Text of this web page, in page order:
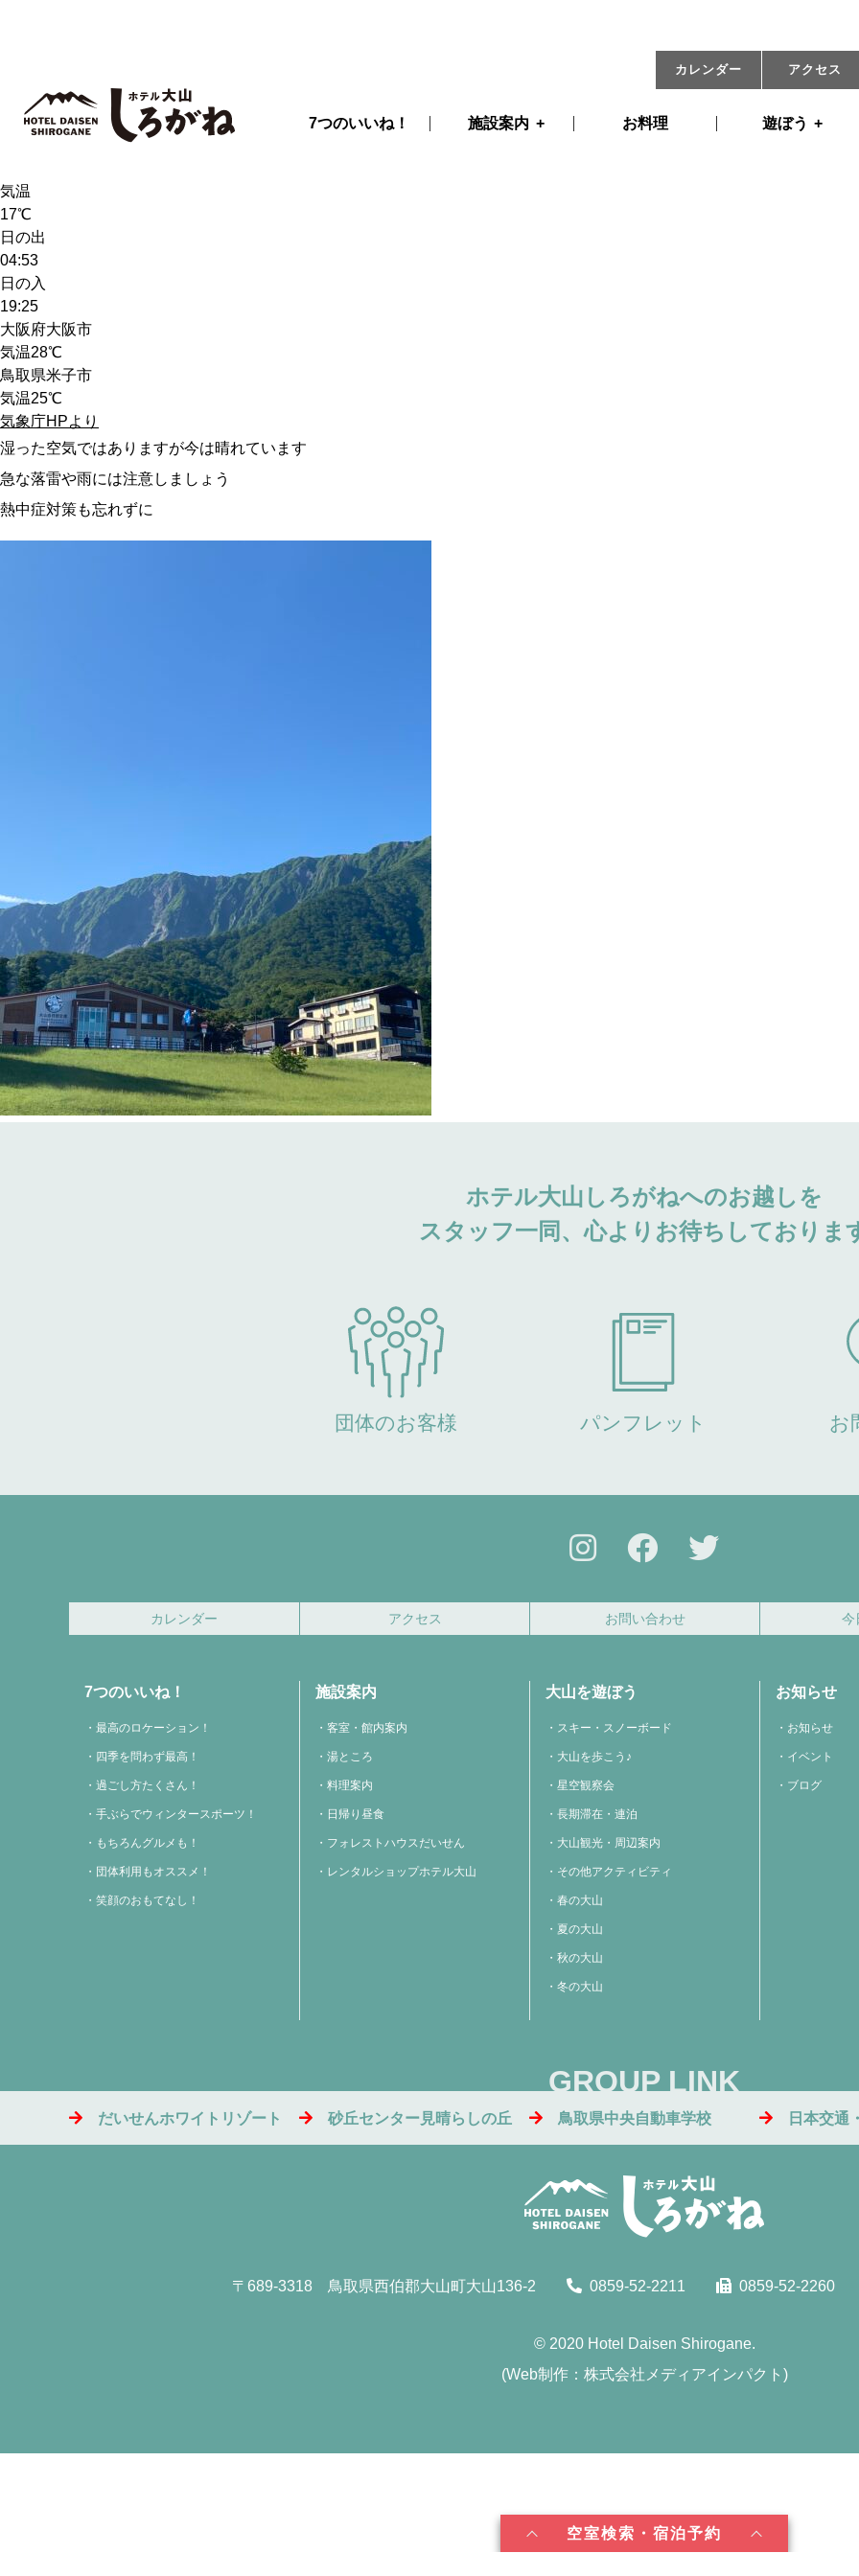
カレンダー アクセス
7つのいいね！ 施設案内 お料理 遊ぼう
06月26日(木) 09:00
気温
17℃
日の出
04:53
日の入
19:25
大阪府大阪市
気温28℃
鳥取県米子市
気温25℃
気象庁HPより
湿った空気ではありますが今は晴れています
急な落雷や雨には注意しましょう
熱中症対策も忘れずに
ホテル大山しろがねへのお越しを
スタッフ一同、心よりお待ちしておりま
団体のお客様 パンフレット お
空室検索・宿泊予約
カレンダー アクセス お問い合わせ 今
7つのいいね！
最高のロケーション！
四季を問わず最高！
過ごし方たくさん！
手ぶらでウィンタースポーツ！
もちろんグルメも！
団体利用もオススメ！
笑顔のおもてなし！
施設案内
客室・館内案内
湯ところ
料理案内
日帰り昼食
フォレストハウスだいせん
レンタルショップホテル大山
大山を遊ぼう
スキー・スノーボード
大山を歩こう♪
星空観察会
長期滞在・連泊
大山観光・周辺案内
その他アクティビティ
春の大山
夏の大山
秋の大山
冬の大山
お知らせ
お知らせ
イベント
ブログ
GROUP LINK
だいせんホワイトリゾート 砂丘センター見晴らしの丘 鳥取県中央自動車学校 日本交通
〒689-3318 鳥取県西伯郡大山町大山136-2 0859-52-2211 0859-52-2260
© 2020 Hotel Daisen Shirogane.
(Web制作：株式会社メディアインパクト )